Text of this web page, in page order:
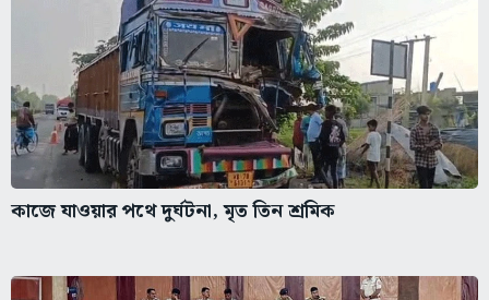
কাজে যাওয়ার পথে দুর্ঘটনা, মৃত তিন শ্রমিক